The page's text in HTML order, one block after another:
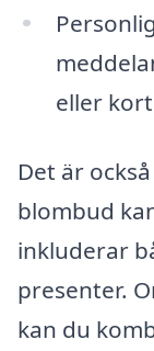
eller kort
Det är
blombud
inkluderar
presenter.
kan du